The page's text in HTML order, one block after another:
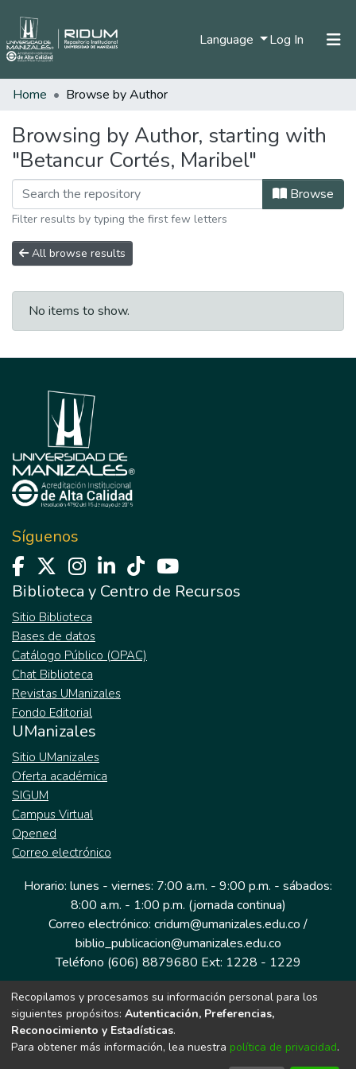
Language Log In (current)
Communities & Collections
Home Browse by Author
Browsing by Author, starting with
"Betancur Cortés, Maribel"
Browse
Filter results by typing the first few letters
All browse results
No items to show.
Síguenos
Biblioteca y Centro de Recursos
Sitio Biblioteca
Bases de datos
Catálogo Público (OPAC)
Chat Biblioteca
Revistas UManizales
Fondo Editorial
UManizales
Sitio UManizales
Oferta académica
SIGUM
Campus Virtual
Opened
Correo electrónico
Horario: lunes - viernes: 7:00 a.m. - 9:00 p.m. - sábados:
8:00 a.m. - 1:00 p.m. (jornada continua)
Correo electrónico: cridum@umanizales.edu.co /
biblio_publicacion@umanizales.edu.co
Teléfono (606) 8879680 Ext: 1228 - 1229
Dirección: Cra 9 a # 19-03 Edificio histórico, piso 1
Manizales, Caldas
Colombia.
Recopilamos y procesamos su información personal para los
siguientes propósitos: Autenticación, Preferencias,
Reconocimiento y Estadísticas.
Para obtener más información, lea nuestra política de privacidad.